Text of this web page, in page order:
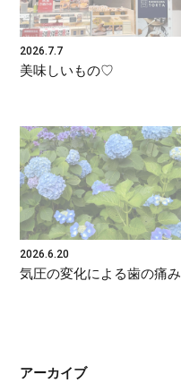
2026.7.7
美味しいもの♡
2026.6.20
気圧の変化による歯の痛み
アーカイブ